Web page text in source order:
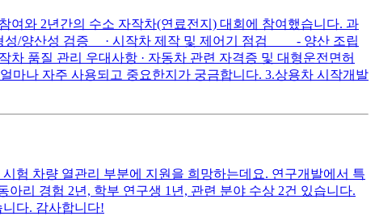
여와 2년간의 수소 자작차(연료전지) 대회에 참여했습니다. 과
성/양산성 검증 · 시작차 제작 및 제어기 점검 - 양산 조립
품질 관리 우대사항 · 자동차 관련 자격증 및 대형운전면허
마나 자주 사용되고 중요한지가 궁금합니다. 3.상용차 시작개발
험 차량 열관리 부분에 지원을 희망하는데요. 연구개발에서 특
리 경험 2년, 학부 연구생 1년, 관련 분야 수상 2건 있습니다.
다. 감사합니다!